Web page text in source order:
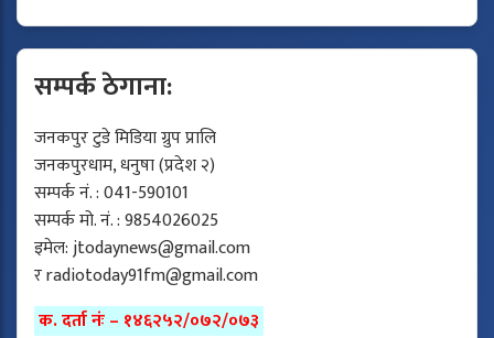
सम्पर्क ठेगाना:
जनकपुर टुडे मिडिया ग्रुप प्रालि
जनकपुरधाम, धनुषा (प्रदेश २)
सम्पर्क नं. : 041-590101
सम्पर्क मो. नं. : 9854026025
इमेल:jtodaynews@gmail.com
रradiotoday91fm@gmail.com
क. दर्ता नंः – १४६२५२/०७२/०७३